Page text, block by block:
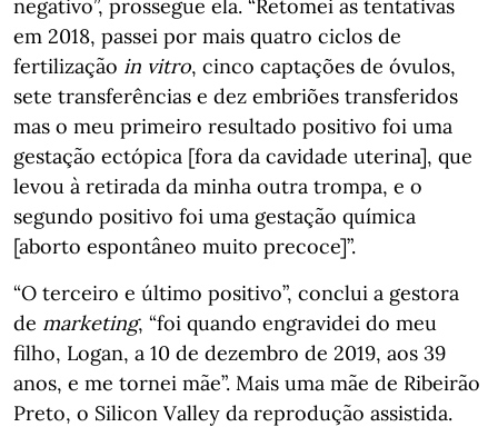
negativo”, prossegue ela. “Retomei as tentativas
em 2018, passei por mais quatro ciclos de
fertilização in vitro, cinco captações de óvulos,
sete transferências e dez embriões transferidos
mas o meu primeiro resultado positivo foi uma
gestação ectópica [fora da cavidade uterina], que
levou à retirada da minha outra trompa, e o
segundo positivo foi uma gestação química
[aborto espontâneo muito precoce]”.
“O terceiro e último positivo”, conclui a gestora
de marketing, “foi quando engravidei do meu
filho, Logan, a 10 de dezembro de 2019, aos 39
anos, e me tornei mãe”. Mais uma mãe de Ribeirão
Preto, o Silicon Valley da reprodução assistida.